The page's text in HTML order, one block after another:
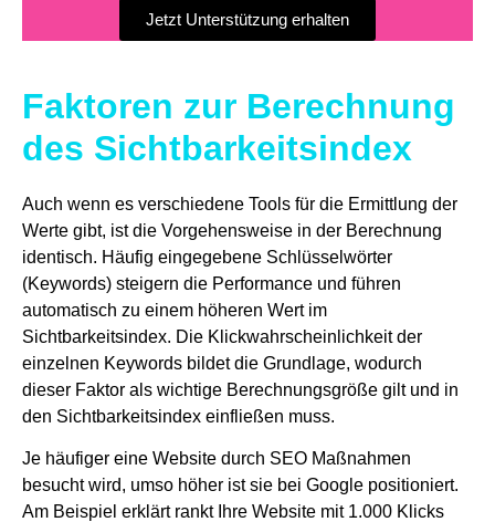
Jetzt Unterstützung erhalten
Faktoren zur Berechnung
des Sichtbarkeitsindex
Auch wenn es verschiedene Tools für die Ermittlung der
Werte gibt, ist die Vorgehensweise in der Berechnung
identisch. Häufig eingegebene Schlüsselwörter
(Keywords) steigern die Performance und führen
automatisch zu einem höheren Wert im
Sichtbarkeitsindex. Die Klickwahrscheinlichkeit der
einzelnen Keywords bildet die Grundlage, wodurch
dieser Faktor als wichtige Berechnungsgröße gilt und in
den Sichtbarkeitsindex einfließen muss.
Je häufiger eine Website durch SEO Maßnahmen
besucht wird, umso höher ist sie bei Google positioniert.
Am Beispiel erklärt rankt Ihre Website mit 1.000 Klicks